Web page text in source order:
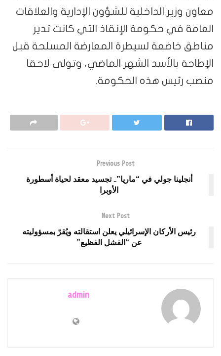
معاون وزير الداخلية للشؤون الإدارية والعلاقات
العامة في حكومة الإنقاذ التي كانت تدير
مناطق خاضعة لسيطرة المعارضة المسلحة قبل
الإطاحة بالأسد الشهر الماضي، وتولى لاحقا
منصب رئيس هذه الحكومة.
Previous Post
أنجلينا جولي في “ماريا”.. تجسيد معقد لحياة أسطورة
الأوبرا
Next Post
رئيس الأركان الإسرائيلي يعلن استقالته ويُقرّ بمسؤوليته
عن “الفشل الفظيع”
admin